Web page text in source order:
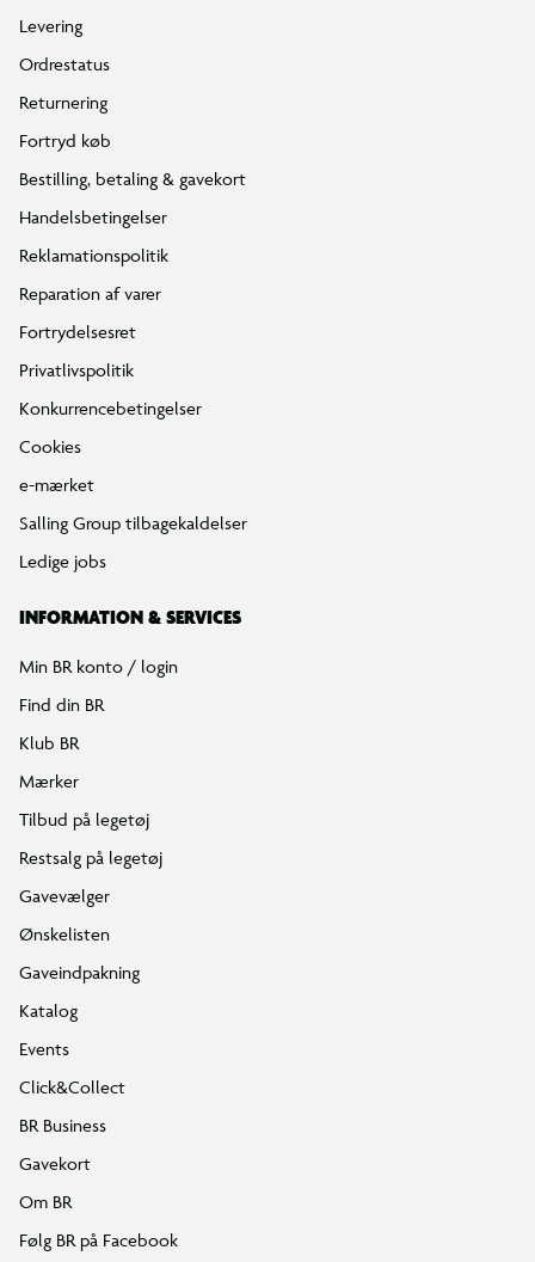
Levering
Ordrestatus
Returnering
Fortryd køb
Bestilling, betaling & gavekort
Handelsbetingelser
Reklamationspolitik
Reparation af varer
Fortrydelsesret
Privatlivspolitik
Konkurrencebetingelser
Cookies
e-mærket
Salling Group tilbagekaldelser
Ledige jobs
INFORMATION & SERVICES
Min BR konto / login
Find din BR
Klub BR
Mærker
Tilbud på legetøj
Restsalg på legetøj
Gavevælger
Ønskelisten
Gaveindpakning
Katalog
Events
Click&Collect
BR Business
Gavekort
Om BR
Følg BR på Facebook